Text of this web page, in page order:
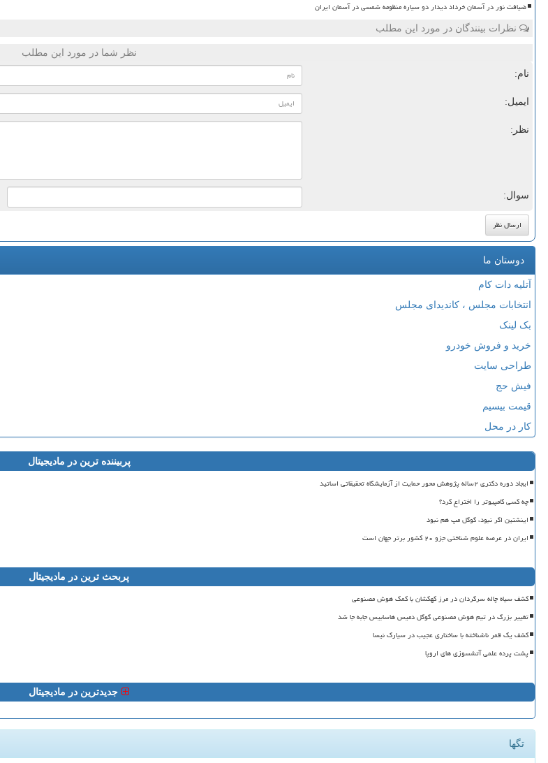
ضیافت نور در آسمان خرداد دیدار دو سیاره منظومه شمسی در آسمان ایران
نظرات بینندگان در مورد این مطلب
نظر شما در مورد این مطلب
نام:
ایمیل:
نظر:
سوال:
دوستان ما
آتلیه دات کام
انتخابات مجلس ، کاندیدای مجلس
بک لینک
خرید و فروش خودرو
طراحی سایت
فیش حج
قیمت بیسیم
کار در محل
پربیننده ترین در مادیجیتال
ایجاد دوره دکتری ۲ساله پژوهش محور حمایت از آزمایشگاه تحقیقاتی اساتید
چه کسی کامپیوتر را اختراع کرد؟
اینشتین اگر نبود، گوگل مپ هم نبود
ایران در عرصه علوم شناختی جزو ۲۰ کشور برتر جهان است
پربحث ترین در مادیجیتال
کشف سیاه چاله سرگردان در مرز کهکشان با کمک هوش مصنوعی
تغییر بزرگ در تیم هوش مصنوعی گوگل دمیس هاسابیس جابه جا شد
کشف یک قمر ناشناخته با ساختاری عجیب در سیارک نیسا
پشت پرده علمی آتشسوزی های اروپا
جدیدترین در مادیجیتال
تگها